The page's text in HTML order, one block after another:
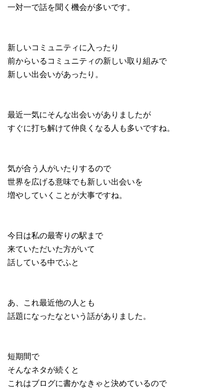
一対一で話を聞く機会が多いです。
新しいコミュニティに入ったり
前からいるコミュニティの新しい取り組みで
新しい出会いがあったり。
最近一気にそんな出会いがありましたが
すぐに打ち解けて仲良くなる人も多いですね。
気が合う人がいたりするので
世界を広げる意味でも新しい出会いを
増やしていくことが大事ですね。
今日は私の最寄りの駅まで
来ていただいた方がいて
話している中でふと
あ、これ最近他の人とも
話題になったなという話がありました。
短期間で
そんなネタが続くと
これはブログに書かなきゃと決めているので